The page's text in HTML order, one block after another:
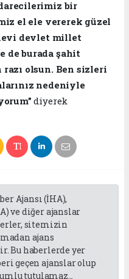
bir
el ele vererek güzel
devlet millet
de burada şahit
olsun. Ben sizleri
nedeniyle
diyerek
Ajansı (İHA),
ve diğer ajanslar
sitemizin
ajans
Bu haberlerde yer
geçen ajanslar olup
tutulamaz...